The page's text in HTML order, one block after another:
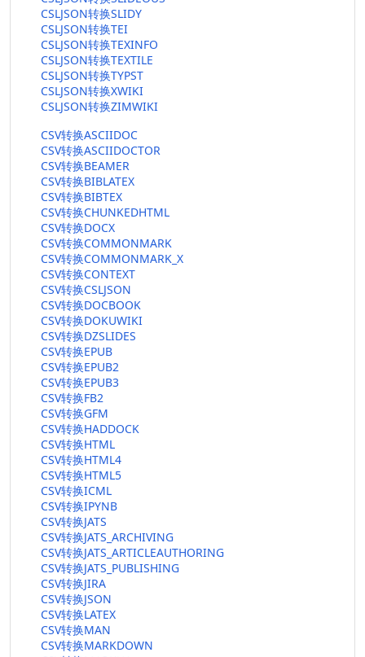
CSLJSON转换SLIDY
CSLJSON转换TEI
CSLJSON转换TEXINFO
CSLJSON转换TEXTILE
CSLJSON转换TYPST
CSLJSON转换XWIKI
CSLJSON转换ZIMWIKI
CSV转换ASCIIDOC
CSV转换ASCIIDOCTOR
CSV转换BEAMER
CSV转换BIBLATEX
CSV转换BIBTEX
CSV转换CHUNKEDHTML
CSV转换DOCX
CSV转换COMMONMARK
CSV转换COMMONMARK_X
CSV转换CONTEXT
CSV转换CSLJSON
CSV转换DOCBOOK
CSV转换DOKUWIKI
CSV转换DZSLIDES
CSV转换EPUB
CSV转换EPUB2
CSV转换EPUB3
CSV转换FB2
CSV转换GFM
CSV转换HADDOCK
CSV转换HTML
CSV转换HTML4
CSV转换HTML5
CSV转换ICML
CSV转换IPYNB
CSV转换JATS
CSV转换JATS_ARCHIVING
CSV转换JATS_ARTICLEAUTHORING
CSV转换JATS_PUBLISHING
CSV转换JIRA
CSV转换JSON
CSV转换LATEX
CSV转换MAN
CSV转换MARKDOWN